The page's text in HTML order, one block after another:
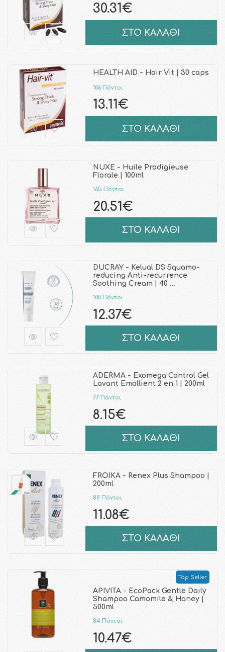
30.31€
ΣΤΟ ΚΑΛΑΘΙ
HEALTH AID - Hair Vit | 30 caps
106 Πόντοι
13.11€
ΣΤΟ ΚΑΛΑΘΙ
NUXE - Huile Prodigieuse
Florale | 100ml
165 Πόντοι
20.51€
ΣΤΟ ΚΑΛΑΘΙ
DUCRAY - Kelual DS Squamo-
reducing Anti-recurrence
Soothing Cream | 40 …
100 Πόντοι
12.37€
ΣΤΟ ΚΑΛΑΘΙ
ADERMA - Exomega Control Gel
Lavant Emollient 2 en 1 | 200ml
77 Πόντοι
8.15€
ΣΤΟ ΚΑΛΑΘΙ
FROIKA - Renex Plus Shampoo |
200ml
89 Πόντοι
11.08€
ΣΤΟ ΚΑΛΑΘΙ
Top Seller
APIVITA - EcoPack Gentle Daily
Shampoo Camomile & Honey |
500ml
84 Πόντοι
10.47€